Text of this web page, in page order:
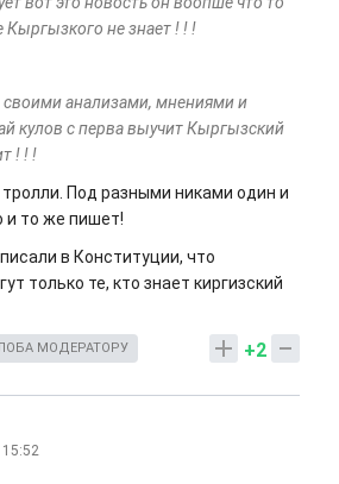
Кыргызкого не знает ! ! !
своими анализами, мнениями и
кулов с перва выучит Кыргызский
! ! !
Под разными никами один и
и то же пишет!
в Конституции, что
только те, кто знает киргизский
+2
МОДЕРАТОРУ